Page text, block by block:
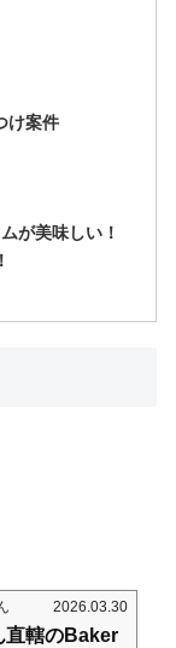
け案件
が美味しい！
2026.03.30
直轄のBaker